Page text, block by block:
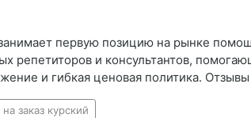
первую позицию на рынке
репетиторов и консультантов,
и гибкая ценовая политика.
заказ курский